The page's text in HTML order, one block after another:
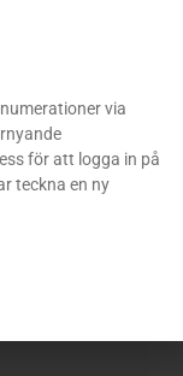
USA
store
via
för att logga in på
teckna en ny